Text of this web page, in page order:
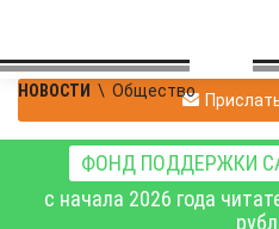
НОВОСТИ \ Общество
ФОНД ПОДДЕРЖКИ
с начала 2026 года